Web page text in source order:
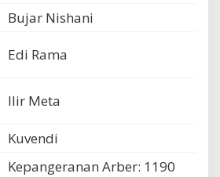
Bujar Nishani
Edi Rama
Ilir Meta
Kuvendi
Kepangeranan Arber: 1190